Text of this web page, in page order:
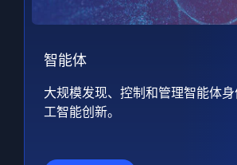
智能体
大规模发现、控制和管理智能体
工智能创新。